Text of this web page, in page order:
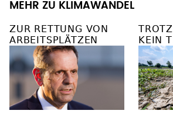
MEHR ZU KLIMAWANDEL
ZUR RETTUNG VON
ARBEITSPLÄTZEN
KEIN